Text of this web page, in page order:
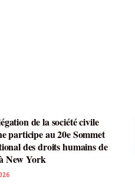
de la société civile
participe au 20e Sommet
des droits humains de
New York